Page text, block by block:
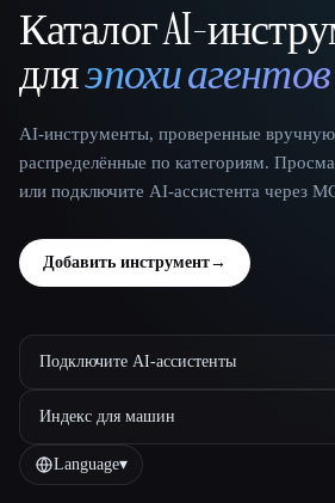
That AI Collection
Каталог AI-
дляэпохи агентов
AI-инструменты, проверенные
распределённые по категориям.
или подключите AI-ассистента через
Добавить инструмент→
Подключите AI-ассистенты
Индекс для машин
Language▾